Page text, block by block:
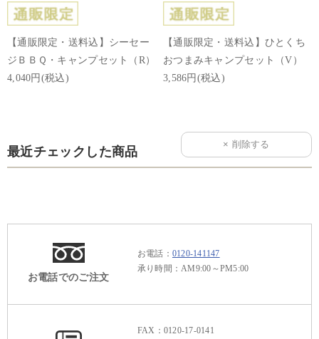
【通販限定・送料込】シーセー
ジＢＢＱ・キャンプセット（R）
4,040円(税込)
【通販限定・送料込】ひとくち
おつまみキャンプセット（V）
3,586円(税込)
最近チェックした商品
お電話でのご注文
お電話： 0120-141147
承り時間：AM9:00～PM5:00
FAX：0120-17-0141